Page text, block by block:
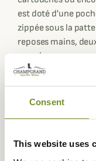
Consent
This website uses
est doté d'une
zippée sous la
reposes mains,
pression
un accès rapide au
La veste Kenmore
présente le logo
manière contrastée
Pour une tenue